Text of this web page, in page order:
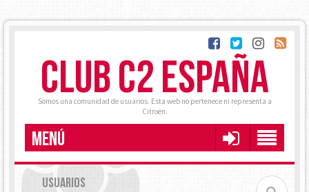
CLUB C2 ESPAÑA
Somos una comunidad de usuarios. Esta web no pertenece ni representa a
Citroën.
MENÚ
USUARIOS